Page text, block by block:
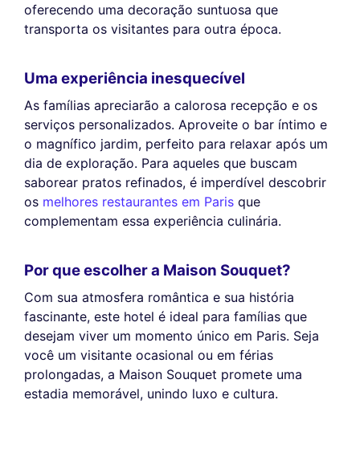
oferecendo uma decoração suntuosa que
transporta os visitantes para outra época.
Uma experiência inesquecível
As famílias apreciarão a calorosa recepção e os
serviços personalizados. Aproveite o bar íntimo e
o magnífico jardim, perfeito para relaxar após um
dia de exploração. Para aqueles que buscam
saborear pratos refinados, é imperdível descobrir
os melhores restaurantes em Paris que
complementam essa experiência culinária.
Por que escolher a Maison Souquet?
Com sua atmosfera romântica e sua história
fascinante, este hotel é ideal para famílias que
desejam viver um momento único em Paris. Seja
você um visitante ocasional ou em férias
prolongadas, a Maison Souquet promete uma
estadia memorável, unindo luxo e cultura.